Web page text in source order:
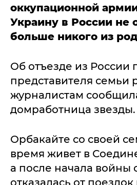
оккупационной
Украину в России не
больше никого из
Об отъезде из России
представителя семьи
журналистам
домработница звезды.
Орбакайте со своей
время живет в
а после начала войны
отказалась от